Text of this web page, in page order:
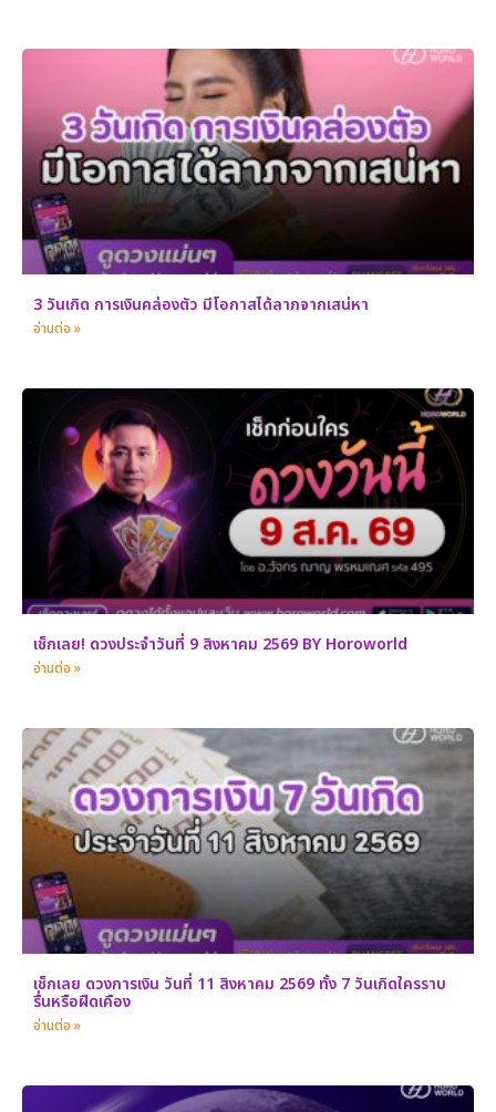
3 วันเกิด การเงินคล่องตัว มีโอกาสได้ลาภจากเสน่หา
อ่านต่อ »
เช็กเลย! ดวงประจำวันที่ 9 สิงหาคม 2569 BY Horoworld
อ่านต่อ »
เช็กเลย ดวงการเงิน วันที่ 11 สิงหาคม 2569 ทั้ง 7 วันเกิดใครราบ
รื่นหรือฝืดเคือง
อ่านต่อ »